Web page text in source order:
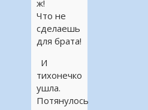
ж!
Что не
сделаешь
для брата!
И
тихонечко
ушла.
Потянулось